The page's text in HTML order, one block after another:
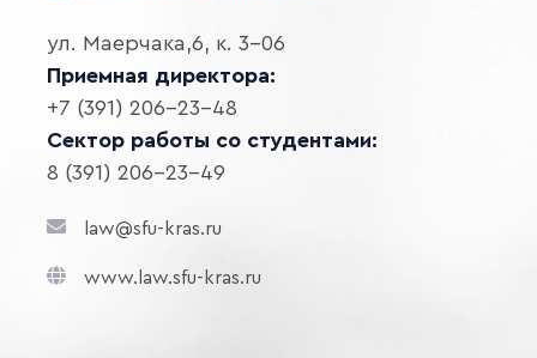
ул. Маерчака,6, к. 3-06
Приемная директора:
+7 (391) 206-23-48
Сектор работы со студентами:
8 (391) 206-23-49
law@sfu-kras.ru
www.law.sfu-kras.ru